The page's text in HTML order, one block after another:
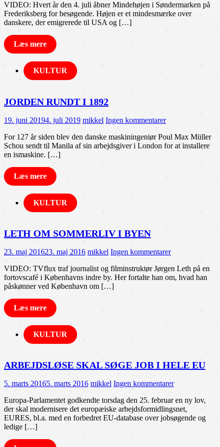
VIDEO: Hvert år den 4. juli åbner Mindehøjen i Søndermarken på
Frederiksberg for besøgende. Højen er et mindesmærke over
danskere, der emigrerede til USA og […]
Læs mere
KULTUR
JORDEN RUNDT I 1892
19. juni 20194. juli 2019 mikkel Ingen kommentarer
For 127 år siden blev den danske maskiningeniør Poul Max Müller
Schou sendt til Manila af sin arbejdsgiver i London for at installere
en ismaskine. […]
Læs mere
KULTUR
LETH OM SOMMERLIV I BYEN
23. maj 201623. maj 2016 mikkel Ingen kommentarer
VIDEO: TVflux traf journalist og filminstruktør Jørgen Leth på en
fortovscafé i Københavns indre by. Her fortalte han om, hvad han
påskønner ved København om […]
Læs mere
KULTUR
ARBEJDSLØSE SKAL SØGE JOB I HELE EU
5. marts 20165. marts 2016 mikkel Ingen kommentarer
Europa-Parlamentet godkendte torsdag den 25. februar en ny lov,
der skal modernisere det europæiske arbejdsformidlingsnet,
EURES, bl.a. med en forbedret EU-database over jobsøgende og
ledige […]